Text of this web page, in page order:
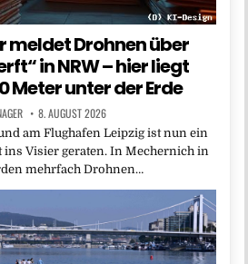
meldet Drohnen über
in NRW – hier liegt
Meter unter der Erde
8. AUGUST 2026
am Flughafen Leipzig ist nun ein
Visier geraten. In Mechernich in
mehrfach Drohnen…